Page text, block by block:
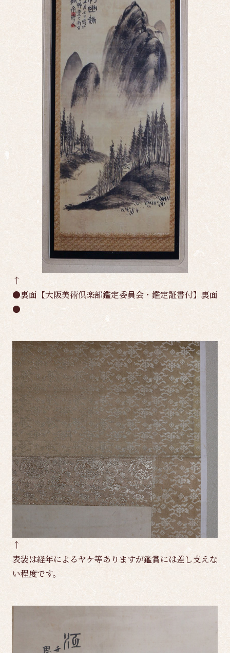
↑
●裏面【大阪美術倶楽部鑑定委員会・鑑定証書付】裏面
●
↑
表装は経年によるヤケ等ありますが鑑賞には差し支えな
い程度です。